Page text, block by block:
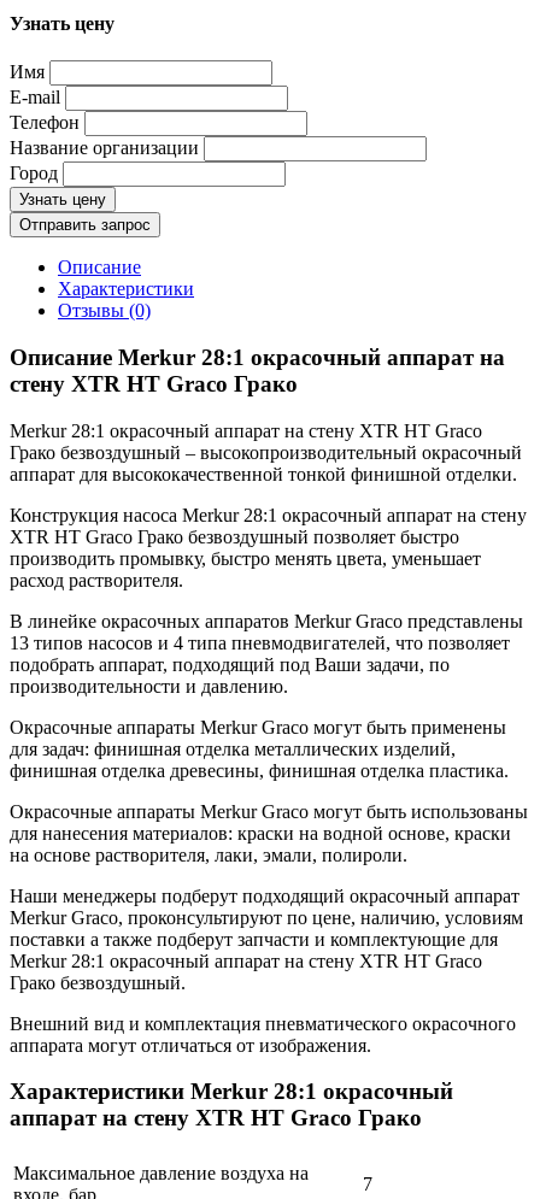
Узнать цену
Имя
E-mail
Телефон
Название организации
Город
Узнать цену
Отправить запрос
Описание
Характеристики
Отзывы (0)
Описание Merkur 28:1 окрасочный аппарат на
стену XTR HT Graco Грако
Merkur 28:1 окрасочный аппарат на стену XTR HT Graco
Грако безвоздушный – высокопроизводительный окрасочный
аппарат для высококачественной тонкой финишной отделки.
Конструкция насоса Merkur 28:1 окрасочный аппарат на стену
XTR HT Graco Грако безвоздушный позволяет быстро
производить промывку, быстро менять цвета, уменьшает
расход растворителя.
В линейке окрасочных аппаратов Merkur Graco представлены
13 типов насосов и 4 типа пневмодвигателей, что позволяет
подобрать аппарат, подходящий под Ваши задачи, по
производительности и давлению.
Окрасочные аппараты Merkur Graco могут быть применены
для задач: финишная отделка металлических изделий,
финишная отделка древесины, финишная отделка пластика.
Окрасочные аппараты Merkur Graco могут быть использованы
для нанесения материалов: краски на водной основе, краски
на основе растворителя, лаки, эмали, полироли.
Наши менеджеры подберут подходящий окрасочный аппарат
Merkur Graco, проконсультируют по цене, наличию, условиям
поставки а также подберут запчасти и комплектующие для
Merkur 28:1 окрасочный аппарат на стену XTR HT Graco
Грако безвоздушный.
Внешний вид и комплектация пневматического окрасочного
аппарата могут отличаться от изображения.
Характеристики Merkur 28:1 окрасочный
аппарат на стену XTR HT Graco Грако
Максимальное давление воздуха на
7